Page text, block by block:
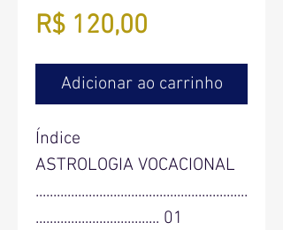
R$ 120,00
Adicionar ao carrinho
Índice
ASTROLOGIA VOCACIONAL
............................................................
................................... 01